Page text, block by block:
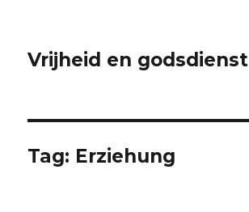
Vrijheid en godsdienst
Tag: Erziehung